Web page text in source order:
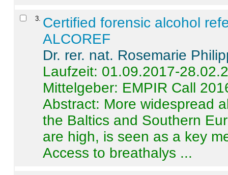
3 Certified forensic alcohol
ALCOREF
Dr. rer. nat. Rosemarie
Laufzeit: 01.09.2017-
Mittelgeber: EMPIR Call
Abstract: More widespread
the Baltics and Southern
are high, is seen as a key
Access to breathalys ...